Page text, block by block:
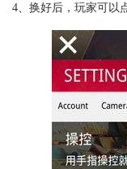
4、换好后，玩家可以